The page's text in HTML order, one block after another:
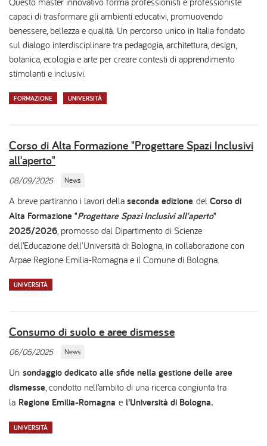
capaci di trasformare gli ambienti educativi, promuovendo
benessere, bellezza e qualità. Un percorso unico in Italia fondato
sul dialogo interdisciplinare tra pedagogia, architettura, design,
botanica, ecologia e arte per creare contesti di apprendimento
stimolanti e inclusivi.
FORMAZIONE UNIVERSITÀ
Corso di Alta Formazione "Progettare Spazi Inclusivi
all'aperto"
08/09/2025 News
A breve partiranno i lavori della seconda edizione del Corso di
Alta Formazione "Progettare Spazi Inclusivi all'aperto"
2025/2026 , promosso dal Dipartimento di Scienze
dell’Educazione dell'Università di Bologna, in collaborazione con
Arpae Regione Emilia-Romagna e il Comune di Bologna.
UNIVERSITÀ
Consumo di suolo e aree dismesse
06/05/2025 News
Un sondaggio dedicato alle sfide nella gestione delle aree
dismesse , condotto nell’ambito di una ricerca congiunta tra
la Regione Emilia-Romagna e l’Università di Bologna.
UNIVERSITÀ